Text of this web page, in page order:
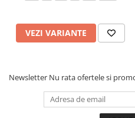
VEZI VARIANTE
Newsletter Nu rata ofertele si